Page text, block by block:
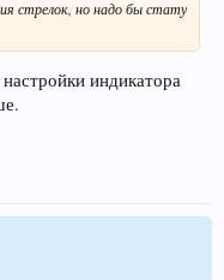
стрелок, но надо бы стату
индикатора